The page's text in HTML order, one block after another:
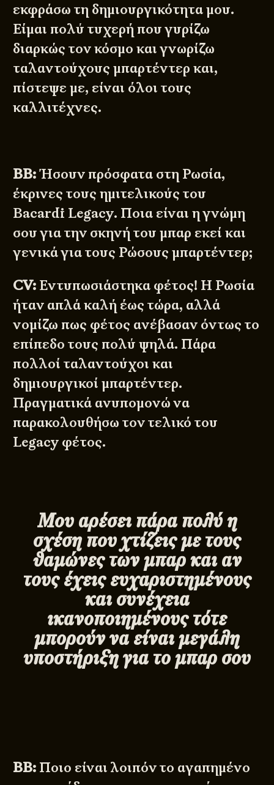
εκφράσω τη δημιουργικότητα μου.
Είμαι πολύ τυχερή που γυρίζω
διαρκώς τον κόσμο και γνωρίζω
ταλαντούχους μπαρτέντερ και,
πίστεψε με, είναι όλοι τους
καλλιτέχνες.
BB:Ήσουν πρόσφατα στη Ρωσία,
έκρινες τους ημιτελικούς του
Bacardi Legacy. Ποια είναι η γνώμη
σου για την σκηνή του μπαρ εκεί και
γενικά για τους Ρώσους μπαρτέντερ;
CV: Εντυπωσιάστηκα φέτος! Η Ρωσία
ήταν απλά καλή έως τώρα, αλλά
νομίζω πως φέτος ανέβασαν όντως το
επίπεδο τους πολύ ψηλά. Πάρα
πολλοί ταλαντούχοι και
δημιουργικοί μπαρτέντερ.
Πραγματικά ανυπομονώ να
παρακολουθήσω τον τελικό του
Legacy φέτος.
Μου αρέσει πάρα πολύ η
σχέση που χτίζεις με τους
θαμώνες των μπαρ και αν
τους έχεις ευχαριστημένους
και συνέχεια
ικανοποιημένους τότε
μπορούν να είναι μεγάλη
υποστήριξη για το μπαρ σου
BB: Ποιο είναι λοιπόν το αγαπημένο